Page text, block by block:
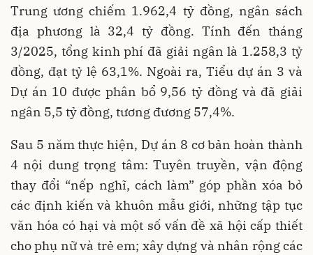
Trung ương chiếm 1.962,4 tỷ đồng, ngân sách
địa phương là 32,4 tỷ đồng. Tính đến tháng
3/2025, tổng kinh phí đã giải ngân là 1.258,3 tỷ
đồng, đạt tỷ lệ 63,1%. Ngoài ra, Tiểu dự án 3 và
Dự án 10 được phân bổ 9,56 tỷ đồng và đã giải
ngân 5,5 tỷ đồng, tương đương 57,4%.
Sau 5 năm thực hiện, Dự án 8 cơ bản hoàn thành
4 nội dung trọng tâm: Tuyên truyền, vận động
thay đổi “nếp nghĩ, cách làm” góp phần xóa bỏ
các định kiến và khuôn mẫu giới, những tập tục
văn hóa có hại và một số vấn đề xã hội cấp thiết
cho phụ nữ và trẻ em; xây dựng và nhân rộng các